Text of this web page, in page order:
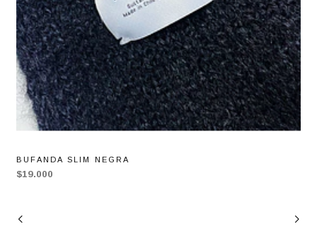
BUFANDA SLIM NEGRA
$19.000